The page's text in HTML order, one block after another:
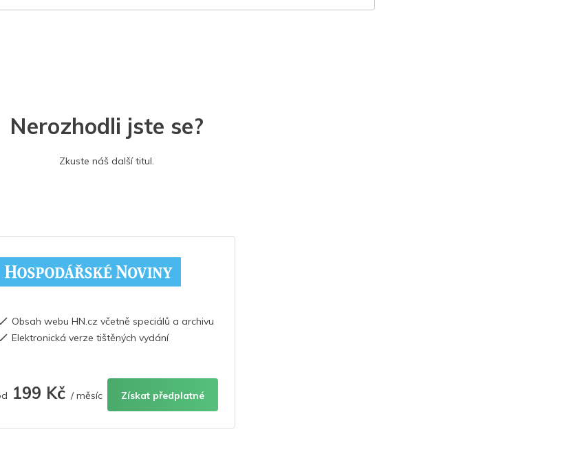
Nerozhodli jste se?
Zkuste náš další titul.
Obsah webu HN.cz včetně speciálů a archivu
Elektronická verze tištěných vydání
199 Kč / měsíc Získat předplatné